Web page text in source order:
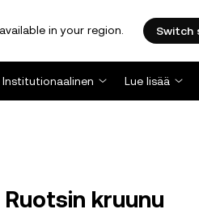
in your region. Switch
Institutionaalinen Lue lisää
kruunu